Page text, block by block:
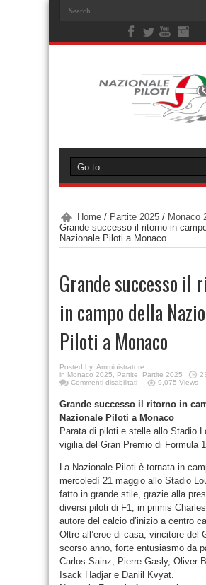
Home / Partite 2025 / Monaco
Grande successo il ritorno in
Nazionale Piloti a Monaco
Grande successo il
in campo della
Piloti a Monaco
Posted by: Amministratore
in Monaco 2025 Partite Partite 2025
Commenti disabilitati
9,075 Views
Grande successo il ritorno in
Nazionale Piloti a Monaco
Parata di piloti e stelle allo Stadio
vigilia del Gran Premio di Formula 1
La Nazionale Piloti è tornata in
mercoledì 21 maggio allo Stadio
fatto in grande stile, grazie alla
diversi piloti di F1, in primis
autore del calcio d’inizio a centro
Oltre all’eroe di casa, vincitore del
scorso anno, forte entusiasmo da
Carlos Sainz, Pierre Gasly, Oliver
Isack Hadjar e Daniil Kvyat.